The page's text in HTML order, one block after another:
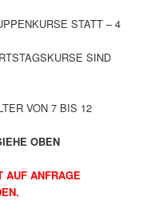
STATT – 4
SIND
VON 7 BIS 12
OBEN
AUF ANFRAGE